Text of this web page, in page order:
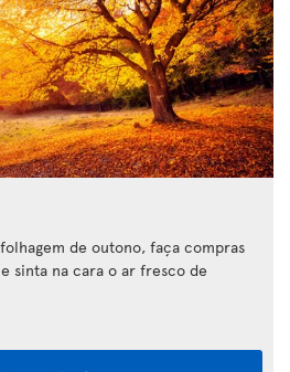
de outono, faça compras
sinta na cara o ar fresco de